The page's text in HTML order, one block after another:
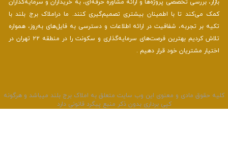
بازار، بررسی تخصصی پروژه‌ها و ارائه مشاوره حرفه‌ای، به خریداران و سرمایه‌گذاران
کمک می‌کند تا با اطمینان بیشتری تصمیم‌گیری کنند. ما دراملاک برج بلند با
تکیه بر تجربه، شفافیت در ارائه اطلاعات و دسترسی به فایل‌های به‌روز، همواره
تلاش کردیم بهترین فرصت‌های سرمایه‌گذاری و سکونت را در منطقه ۲۲ تهران در
اختیار مشتریان خود قرار دهیم .
حقوق مادی و معنوی این وب سایت متعلق به املاک برج بلند میباشد و هرگونه
کپی برداری بدون ذکر منبع پیگرد قانونی دارد